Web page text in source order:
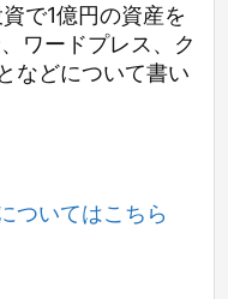
で1億円の資産を
ワードプレス、ク
などについて書い
ついてはこちら